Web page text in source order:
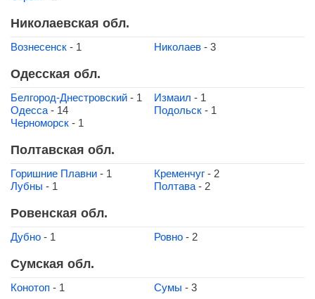
Николаевская обл.
Вознесенск - 1 Николаев - 3
Одесская обл.
Белгород-Днестровский - 1 Измаил - 1
Одесса - 14 Подольск - 1
Черноморск - 1
Полтавская обл.
Горишние Плавни - 1 Кременчуг - 2
Лубны - 1 Полтава - 2
Ровенская обл.
Дубно - 1 Ровно - 2
Сумская обл.
Конотоп - 1 Сумы - 3